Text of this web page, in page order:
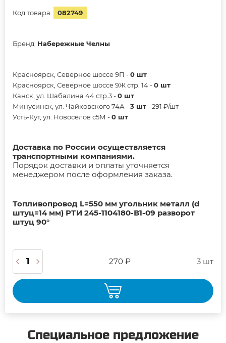
Код товара: 082749
Бренд: Набережные Челны
Красноярск, Северное шоссе 9П -0 шт
Красноярск, Северное шоссе 9Ж стр. 14 -0 шт
Канск, ул. Шабалина 44 стр.3 -0 шт
Минусинск, ул. Чайковского 74А -3 шт- 291 ₽/шт
Усть-Кут, ул. Новосёлов с5М -0 шт
Доставка по России осуществляется
транспортными компаниями.
Порядок доставки и оплаты уточняется
менеджером после оформления заказа.
Топливопровод L=550 мм угольник металл (d
штуц=14 мм) РТИ 245-1104180-В1-09 разворот
штуц 90°
270 ₽ 3 шт
Специальное предложение